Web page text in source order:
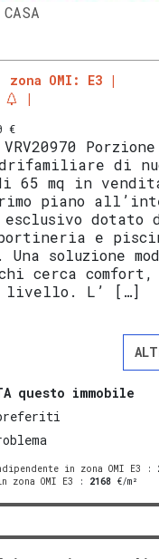
zona OMI: E3
€
di
65 mq in
piano
esclusivo dotato
e
Una soluzione
cerca
livello. L’ […]
questo immobile
in zona OMI E3 :
OMI E3 : 2168 €/m²